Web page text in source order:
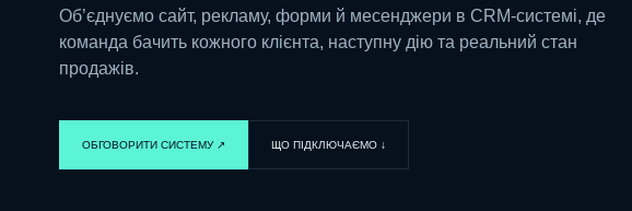
Об’єднуємо сайт, рекламу, форми й месенджери в CRM-системі, де
команда бачить кожного клієнта, наступну дію та реальний стан
продажів.
ОБГОВОРИТИ СИСТЕМУ ↗︎ ЩО ПІДКЛЮЧАЄМО ↓